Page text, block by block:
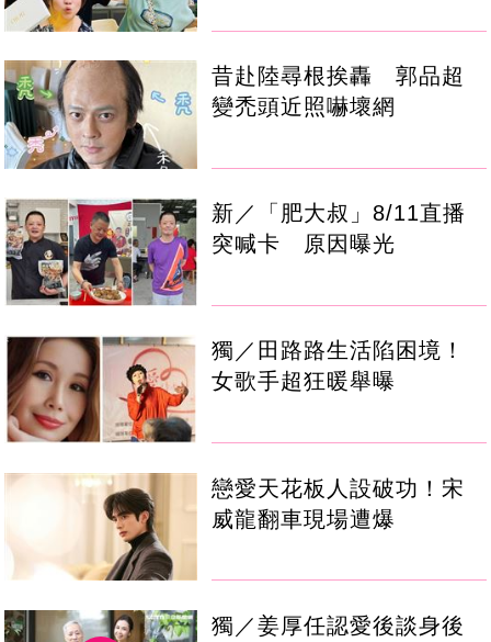
昔赴陸尋根挨轟 郭品超
變禿頭近照嚇壞網
新／「肥大叔」8/11直播
突喊卡 原因曝光
獨／田路路生活陷困境！
女歌手超狂暖舉曝
戀愛天花板人設破功！宋
威龍翻車現場遭爆
獨／姜厚任認愛後談身後